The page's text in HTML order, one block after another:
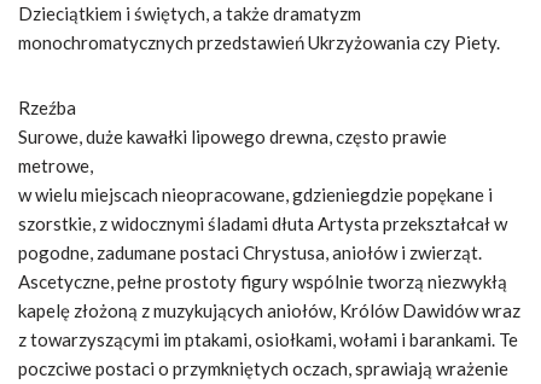
Dzieciątkiem i świętych, a także dramatyzm
monochromatycznych przedstawień Ukrzyżowania czy Piety.
Rzeźba
Surowe, duże kawałki lipowego drewna, często prawie
metrowe,
w wielu miejscach nieopracowane, gdzieniegdzie popękane i
szorstkie, z widocznymi śladami dłuta Artysta przekształcał w
pogodne, zadumane postaci Chrystusa, aniołów i zwierząt.
Ascetyczne, pełne prostoty figury wspólnie tworzą niezwykłą
kapelę złożoną z muzykujących aniołów, Królów Dawidów wraz
z towarzyszącymi im ptakami, osiołkami, wołami i barankami. Te
poczciwe postaci o przymkniętych oczach, sprawiają wrażenie